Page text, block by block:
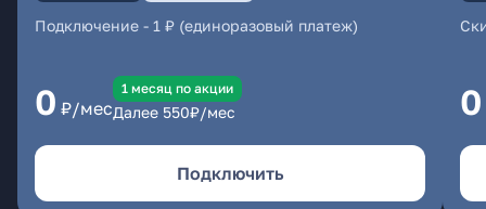
Подключение - 1 ₽ (единоразовый платеж)
0 ₽/мес
1 месяц по акции
Далее 550₽/мес
Подключить
0